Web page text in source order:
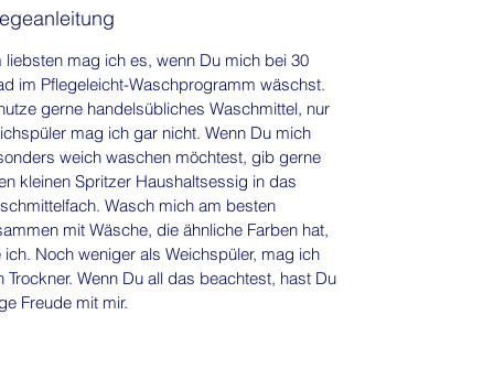
liebsten mag ich es, wenn Du mich bei 30
im Pflegeleicht-Waschprogramm wäschst.
gerne handelsübliches Waschmittel, nur
mag ich gar nicht. Wenn Du mich
weich waschen möchtest, gib gerne
kleinen Spritzer Haushaltsessig in das
Wasch mich am besten
mit Wäsche, die ähnliche Farben hat,
ich. Noch weniger als Weichspüler, mag ich
Trockner. Wenn Du all das beachtest, hast Du
Freude mit mir.